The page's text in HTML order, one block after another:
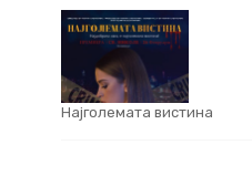
Најголемата вистина